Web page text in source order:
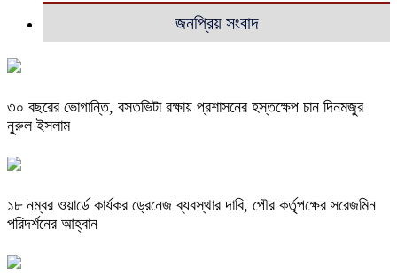
জনপ্রিয় সংবাদ
৩০ বছরের ভোগান্তি, বসতভিটা রক্ষায় প্রশাসনের হস্তক্ষেপ চান দিনমজুর
নুরুল ইসলাম
১৮ নম্বর ওয়ার্ডে কার্যকর ড্রেনেজ ব্যবস্থার দাবি, পৌর কর্তৃপক্ষের সরেজমিন
পরিদর্শনের আহ্বান